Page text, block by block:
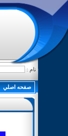
نام :
صفحه اصلي